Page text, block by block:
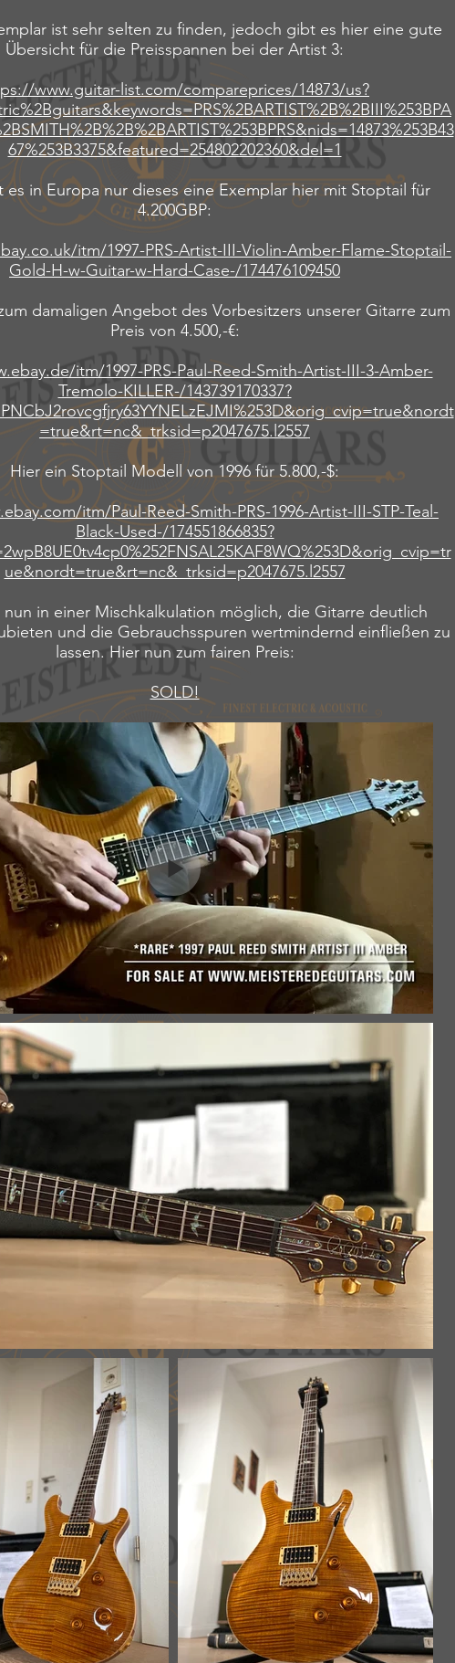
ist sehr selten zu finden, jedoch gibt es hier eine gute
Übersicht für die Preisspannen bei der Artist 3:
www.guitar-list.com/compareprices/14873/us?
67%253B3375&featured=254802202360&del=1
in Europa nur dieses eine Exemplar hier mit Stoptail für
4.200GBP:
itm/1997-PRS-Artist-III-Violin-Amber-Flame-Stoptail-
Gold-H-w-Guitar-w-Hard-Case-/174476109450
damaligen Angebot des Vorbesitzers unserer Gitarre zum
Preis von 4.500,-€:
itm/1997-PRS-Paul-Reed-Smith-Artist-III-3-Amber-
Tremolo-KILLER-/143739170337?
=true&rt=nc&_trksid=p2047675.l2557
Hier ein Stoptail Modell von 1996 für 5.800,-$:
itm/Paul-Reed-Smith-PRS-1996-Artist-III-STP-Teal-
Black-Used-/174551866835?
ue&nordt=true&rt=nc&_trksid=p2047675.l2557
nun in einer Mischkalkulation möglich, die Gitarre deutlich
und die Gebrauchsspuren wertmindernd einfließen zu
lassen. Hier nun zum fairen Preis:
SOLD!